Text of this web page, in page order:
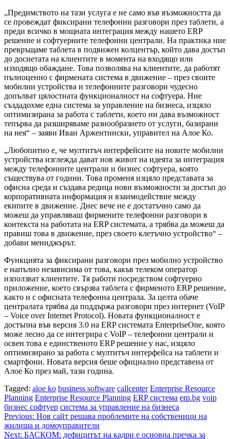
„Предимството на тази услуга е не само във възможността да
се провеждат фиксирани телефонни разговори през таблети, а
преди всичко в мощната интеграция между нашето ERP
решение и софтуерните телефонни централи. На практика ние
превръщаме таблета в подвижен колцентър, който дава достъп
до досиетата на клиентите в момента на входящо или
изходящо обаждане. Това позволява на клиентите, да работят
пълноценно с фирмената система в движение – през своите
мобилни устройства и телефонните разговори чудесно
допълват цялостната функционалност на софтуера. Ние
създадохме една система за управление на бизнеса, изцяло
оптимизирана за работа с таблети, което ни дава възможност
тепърва да разширяваме разнообразието от услуги, базирани
на нея“ – заяви Иван Аржентински, управител на Алое Ко.
„Любопитно е, че мултитъч интерфейсите на новите мобилни
устройства изглежда дават нов живот на идеята за интеграция
между телефонните централи и бизнес софтуера, която
съществува от години. Това променя изцяло представата за
офисна среда и създава редица нови възможности за достъп до
корпоративната информация и взаимодействие между
екипите в движение. Днес вече не е достатъчно само да
можеш да управляваш фирмените телефонни разговори в
контекста на работата на ERP системата, а трябва да можеш да
правиш това в движение, през своето клетъчно устройство“ –
добави мениджърът.
Функцията за фиксирани разговори през мобилно устройство
е напълно независима от това, какъв телеком оператор
използват клиентите. Тя работи посредством софтуерно
приложение, което свързва таблета с фирменото ERP решение,
както и с офисната телефонна централа. За целта обаче
централата трябва да поддържа разговори през интернет (VoIP
– Voice over Internet Protocol). Новата функционалност е
достъпна във версия 3.0 на ERP системата EnterpriseOne, която
може лесно да се интегрира с VoIP – телефонни централи и
освен това е единственото ERP решение у нас, изцяло
оптимизирано за работа с мултитъч интерфейса на таблети и
смартфони. Новата версия беше официално представена от
Алое Ко през май, тази година.
Tagged: aloe ko business software callcenter Enterprise Resource
Planning Enterprise Resource Planning ERP система erp.bg voip
бизнес софтуер система за управление на бизнеса
Post
navigation
Previous: Нов сайт решава проблемите на собственици на
жилища и домоуправители
Next: БАСКОМ: дефицитът на кадри е основна пречка за